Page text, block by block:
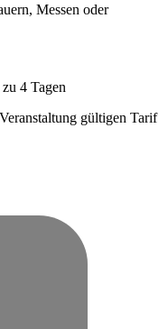
Messen oder
4 Tagen
gültigen Tarif